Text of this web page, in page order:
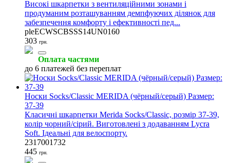
Високі шкарпетки з вентиляційними зонами і
продуманим розташуванням демпфуючих ділянок для
забезпечення комфорту і ефективності пед...
pleECWSCBSSS14UN0160
303 грн.
Оплата частями
до 6 платежей без переплат
Носки Socks/Classic MERIDA (чёрный/серый) Размер:
37-39
Класичні шкарпетки Merida Socks/Classic, розмір 37-39,
колір чорний/сірий. Виготовлені з додаванням Lycra
Soft. Ідеальні для велоспорту.
2317001732
445 грн.